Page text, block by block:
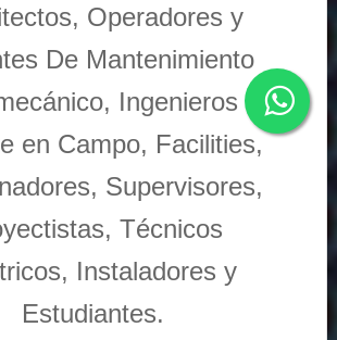
Operadores y
De Mantenimiento
Ingenieros de
en Campo, Facilities,
Supervisores,
Técnicos
Instaladores y
Estudiantes.